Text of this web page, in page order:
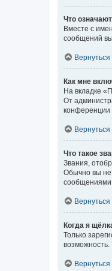
Что
Вместе с
сообщений
Вернуться
Как мне
На вкладке
От
конференции
Вернуться
Что такое
Звания,
Обычно вы не
сообщениями
Вернуться
Когда я
Только
Вернуться